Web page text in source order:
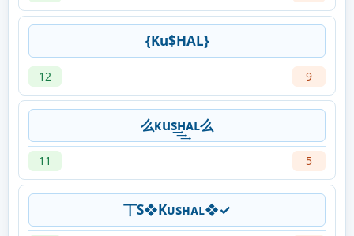
{Ku$HAL}
12 9
么ᴋus͢͢͢нᴀʟ么
11 5
丅S❖Kᴜsʜᴀʟ❖✓